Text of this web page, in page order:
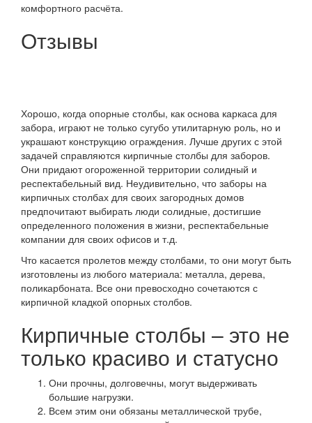
комфортного расчёта.
Отзывы
Хорошо, когда опорные столбы, как основа каркаса для
забора, играют не только сугубо утилитарную роль, но и
украшают конструкцию ограждения. Лучше других с этой
задачей справляются кирпичные столбы для заборов.
Они придают огороженной территории солидный и
респектабельный вид. Неудивительно, что заборы на
кирпичных столбах для своих загородных домов
предпочитают выбирать люди солидные, достигшие
определенного положения в жизни, респектабельные
компании для своих офисов и т.д.
Что касается пролетов между столбами, то они могут быть
изготовлены из любого материала: металла, дерева,
поликарбоната. Все они превосходно сочетаются с
кирпичной кладкой опорных столбов.
Кирпичные столбы – это не
только красиво и статусно
Они прочны, долговечны, могут выдерживать
большие нагрузки.
Всем этим они обязаны металлической трубе,